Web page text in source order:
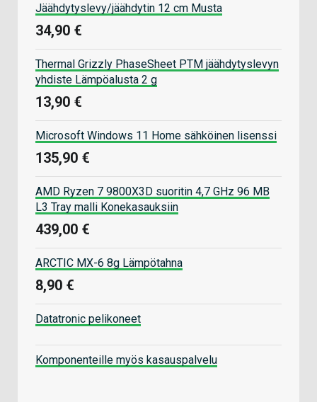
Jäähdytyslevy/jäähdytin 12 cm Musta
34,90 €
Thermal Grizzly PhaseSheet PTM jäähdytyslevyn
yhdiste Lämpöalusta 2 g
13,90 €
Microsoft Windows 11 Home sähköinen lisenssi
135,90 €
AMD Ryzen 7 9800X3D suoritin 4,7 GHz 96 MB
L3 Tray malli Konekasauksiin
439,00 €
ARCTIC MX-6 8g Lämpötahna
8,90 €
Datatronic pelikoneet
Komponenteille myös kasauspalvelu